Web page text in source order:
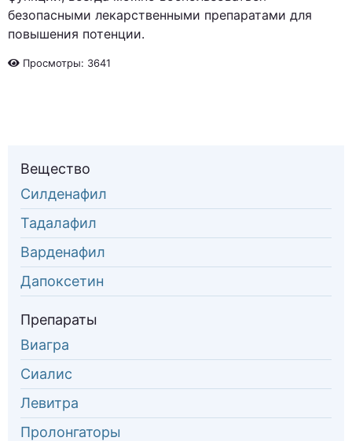
безопасными лекарственными препаратами для
повышения потенции.
Просмотры: 3641
Вещество
Силденафил
Тадалафил
Варденафил
Дапоксетин
Препараты
Виагра
Сиалис
Левитра
Пролонгаторы